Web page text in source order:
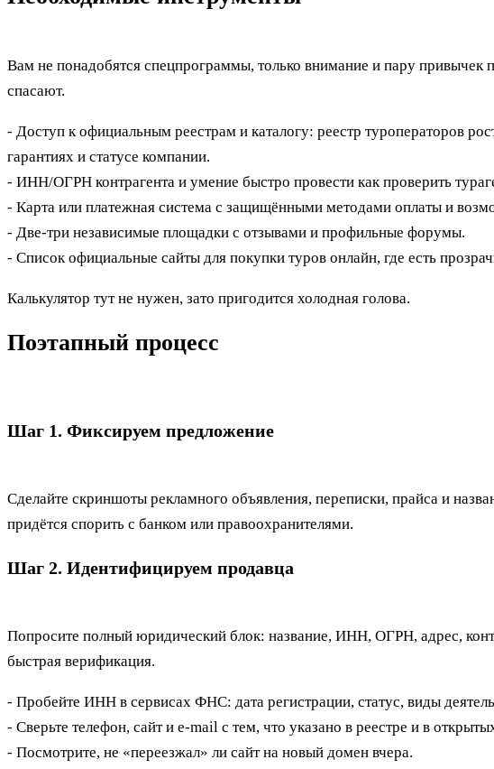
Вам не понадобятся спецпрограммы, только внимание и пару привычек
спасают.
- Доступ к официальным реестрам и каталогу: реестр туроператоров
гарантиях и статусе компании.
- ИНН/ОГРН контрагента и умение быстро провести как проверить
- Карта или платежная система с защищёнными методами оплаты и
- Две-три независимые площадки с отзывами и профильные форумы.
- Список официальные сайты для покупки туров онлайн, где есть
Калькулятор тут не нужен, зато пригодится холодная голова.
Поэтапный процесс
Шаг 1. Фиксируем предложение
Сделайте скриншоты рекламного объявления, переписки, прайса и
придётся спорить с банком или правоохранителями.
Шаг 2. Идентифицируем продавца
Попросите полный юридический блок: название, ИНН, ОГРН, адрес,
быстрая верификация.
- Пробейте ИНН в сервисах ФНС: дата регистрации, статус, виды
- Сверьте телефон, сайт и e‑mail с тем, что указано в реестре и в
- Посмотрите, не «переезжал» ли сайт на новый домен вчера.